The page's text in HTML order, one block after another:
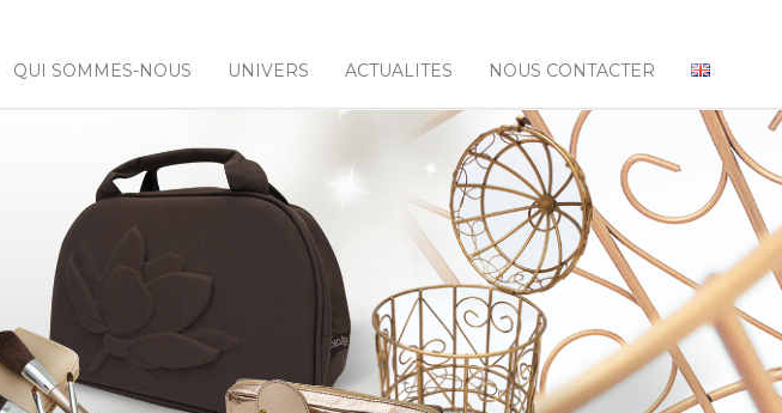
QUI SOMMES-NOUS UNIVERS ACTUALITES NOUS CONTACTER